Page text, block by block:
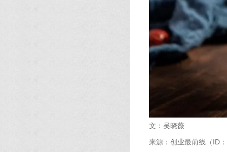
文：吴晓薇
来源：创业最前线（ID